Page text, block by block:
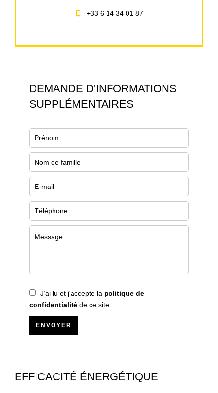
+33 6 14 34 01 87
DEMANDE D'INFORMATIONS
SUPPLÉMENTAIRES
J’ai lu et j'accepte la politique de
confidentialité de ce site
ENVOYER
EFFICACITÉ ÉNERGÉTIQUE